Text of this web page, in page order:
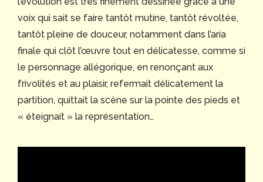
voix qui sait se faire tantôt mutine, tantôt révoltée,
tantôt pleine de douceur, notamment dans l’aria
finale qui clôt l’œuvre tout en délicatesse, comme si
le personnage allégorique, en renonçant aux
frivolités et au plaisir, refermait délicatement la
partition, quittait la scène sur la pointe des pieds et
« éteignait » la représentation…